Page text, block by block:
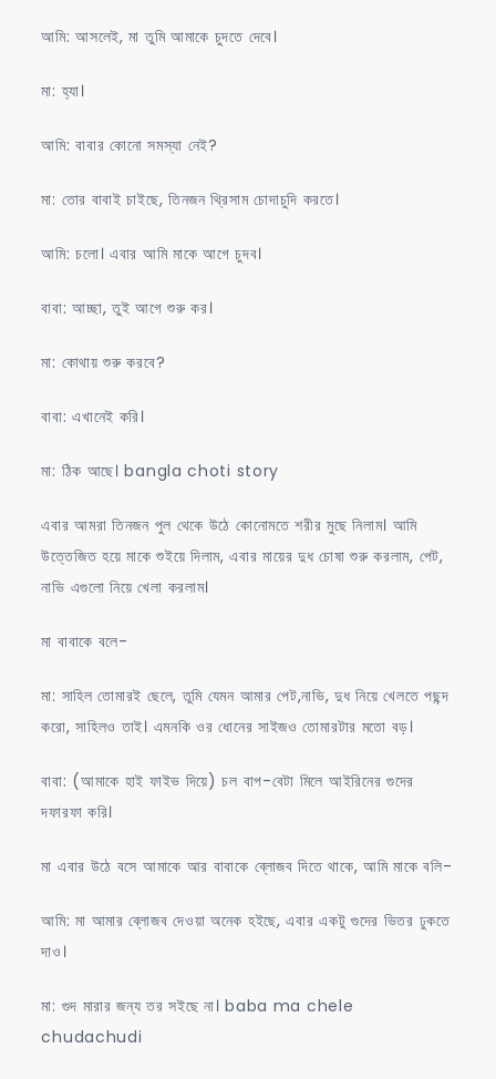
আমি: আসলেই, মা তুমি আমাকে চুদতে দেবে।
মা: হ্যা।
আমি: বাবার কোনো সমস্যা নেই?
মা: তোর বাবাই চাইছে, তিনজন থ্রিসাম চোদাচুদি করতে।
আমি: চলো। এবার আমি মাকে আগে চুদব।
বাবা: আচ্ছা, তুই আগে শুরু কর।
মা: কোথায় শুরু করবে?
বাবা: এখানেই করি।
মা: ঠিক আছে। bangla choti story
এবার আমরা তিনজন পুল থেকে উঠে কোনোমতে শরীর মুছে নিলাম। আমি
উত্তেজিত হয়ে মাকে শুইয়ে দিলাম, এবার মায়ের দুধ চোষা শুরু করলাম, পেট,
নাভি এগুলো নিয়ে খেলা করলাম।
মা বাবাকে বলে-
মা: সাহিল তোমারই ছেলে, তুমি যেমন আমার পেট,নাভি, দুধ নিয়ে খেলতে পছন্দ
করো, সাহিলও তাই। এমনকি ওর ধোনের সাইজও তোমারটার মতো বড়।
বাবা: (আমাকে হাই ফাইভ দিয়ে) চল বাপ-বেটা মিলে আইরিনের গুদের
দফারফা করি।
মা এবার উঠে বসে আমাকে আর বাবাকে ব্লোজব দিতে থাকে, আমি মাকে বলি-
আমি: মা আমার ব্লোজব দেওয়া অনেক হইছে, এবার একটু গুদের ভিতর ঢুকতে
দাও।
মা: গুদ মারার জন্য তর সইছে না। baba ma chele
chudachudi